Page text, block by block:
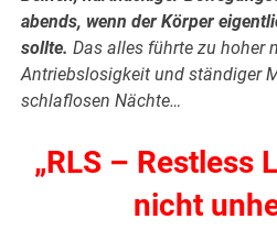
abends, wenn der Körper
sollte. Das alles führte zu hoher
Antriebslosigkeit und ständiger
schlaflosen Nächte…
„RLS – Restless
nicht